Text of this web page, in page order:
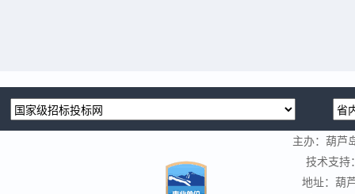
主办：葫芦
技术支持
地址：葫